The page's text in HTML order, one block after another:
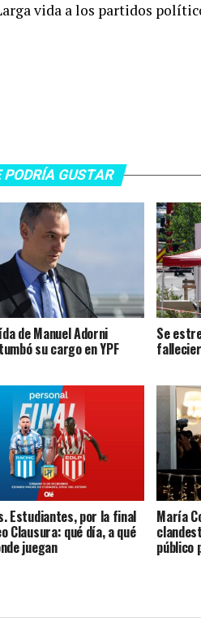
vida a los partidos
PODRÍA GUSTAR
de Manuel Adorni
su cargo en YPF
Se
Estudiantes, por la final
Clausura: qué día, a qué
juegan
María
público